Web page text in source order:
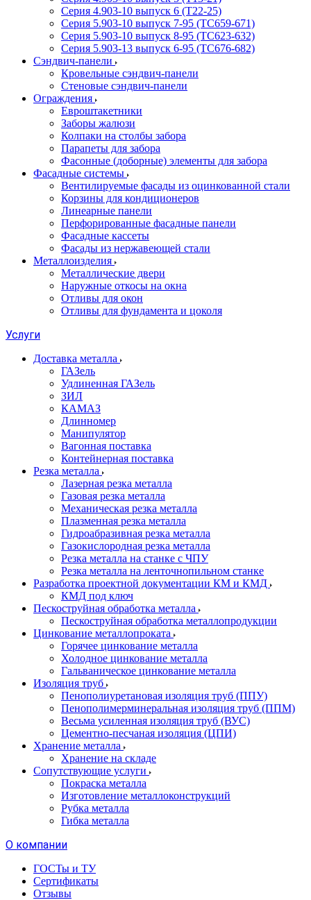
Серия 4.903-10 выпуск 6 (Т22-25)
Серия 5.903-10 выпуск 7-95 (ТС659-671)
Серия 5.903-10 выпуск 8-95 (ТС623-632)
Серия 5.903-13 выпуск 6-95 (ТС676-682)
Сэндвич-панели
Кровельные сэндвич-панели
Стеновые сэндвич-панели
Ограждения
Евроштакетники
Заборы жалюзи
Колпаки на столбы забора
Парапеты для забора
Фасонные (доборные) элементы для забора
Фасадные системы
Вентилируемые фасады из оцинкованной стали
Корзины для кондиционеров
Линеарные панели
Перфорированные фасадные панели
Фасадные кассеты
Фасады из нержавеющей стали
Металлоизделия
Металлические двери
Наружные откосы на окна
Отливы для окон
Отливы для фундамента и цоколя
Услуги
Доставка металла
ГАЗель
Удлиненная ГАЗель
ЗИЛ
КАМАЗ
Длинномер
Манипулятор
Вагонная поставка
Контейнерная поставка
Резка металла
Лазерная резка металла
Газовая резка металла
Механическая резка металла
Плазменная резка металла
Гидроабразивная резка металла
Газокислородная резка металла
Резка металла на станке с ЧПУ
Резка металла на ленточнопильном станке
Разработка проектной документации КМ и КМД
КМД под ключ
Пескоструйная обработка металла
Пескоструйная обработка металлопродукции
Цинкование металлопроката
Горячее цинкование металла
Холодное цинкование металла
Гальваническое цинкование металла
Изоляция труб
Пенополиуретановая изоляция труб (ППУ)
Пенополимерминеральная изоляция труб (ППМ)
Весьма усиленная изоляция труб (ВУС)
Цементно-песчаная изоляция (ЦПИ)
Хранение металла
Хранение на складе
Сопутствующие услуги
Покраска металла
Изготовление металлоконструкций
Рубка металла
Гибка металла
О компании
ГОСТы и ТУ
Сертификаты
Отзывы